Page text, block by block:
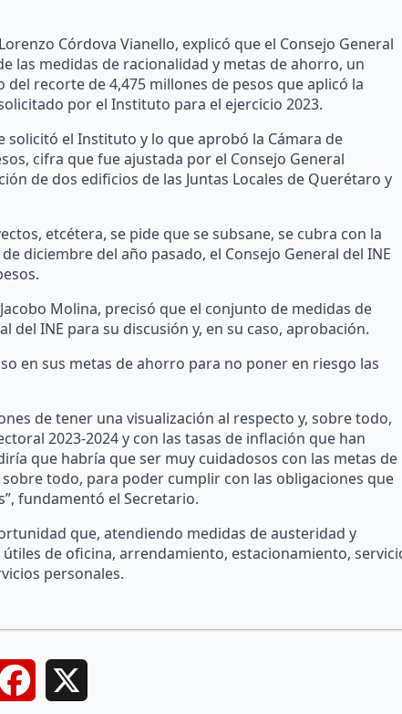
Córdova Vianello, explicó que el Consejo General
las medidas de racionalidad y metas de ahorro, un
recorte de 4,475 millones de pesos que aplicó la
por el Instituto para el ejercicio 2023.
el Instituto y lo que aprobó la Cámara de
cifra que fue ajustada por el Consejo General
de dos edificios de las Juntas Locales de Querétaro y
etcétera, se pide que se subsane, se cubra con la
diciembre del año pasado, el Consejo General del INE
Molina, precisó que el conjunto de medidas de
INE para su discusión y, en su caso, aprobación.
en sus metas de ahorro para no poner en riesgo las
de tener una visualización al respecto y, sobre todo,
2023-2024 y con las tasas de inflación que han
que habría que ser muy cuidadosos con las metas de
todo, para poder cumplir con las obligaciones que
fundamentó el Secretario.
que, atendiendo medidas de austeridad y
de oficina, arrendamiento, estacionamiento,
personales.
Facebook